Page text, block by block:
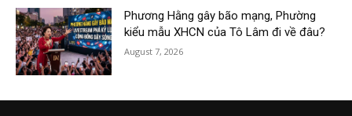
Phương Hằng gây bão mạng, Phường
kiểu mẫu XHCN của Tô Lâm đi về đâu?
August 7, 2026